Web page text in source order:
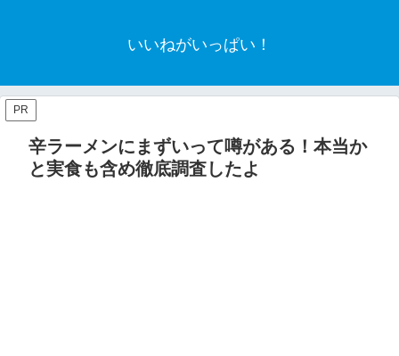
いいねがいっぱい！
PR
辛ラーメンにまずいって噂がある！本当か
と実食も含め徹底調査したよ